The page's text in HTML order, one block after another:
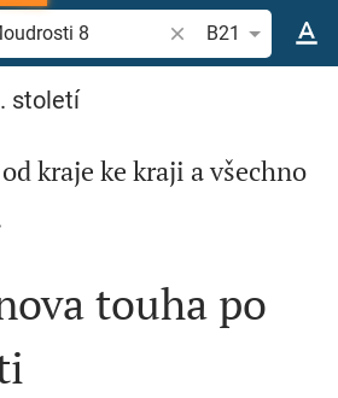
Vyhledat biblický
B21
8
století
kraje ke kraji a všechno
touha po